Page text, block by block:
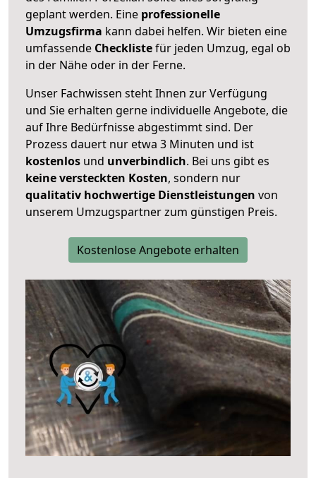
geplant werden. Eine professionelle
Umzugsfirma kann dabei helfen. Wir bieten eine
umfassende Checklistefür jeden Umzug, egal ob
in der Nähe oder in der Ferne.
Unser Fachwissen steht Ihnen zur Verfügung
und Sie erhalten gerne individuelle Angebote, die
auf Ihre Bedürfnisse abgestimmt sind. Der
Prozess dauert nur etwa 3 Minuten und ist
kostenlos und unverbindlich. Bei uns gibt es
keine versteckten Kosten, sondern nur
qualitativ hochwertige Dienstleistungen von
unserem Umzugspartner zum günstigen Preis.
Kostenlose Angebote erhalten